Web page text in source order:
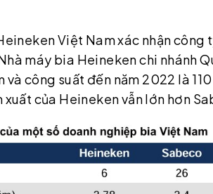
Việt Nam xác nhận
máy bia Heineken chi nhánh
công suất đến năm 2022 là
xuất của Heineken vẫn lớn hơn